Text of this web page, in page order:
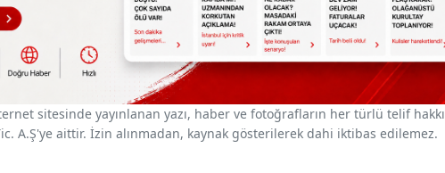
sitesinde yayınlanan yazı, haber ve fotoğrafların her türlü telif hakkı
A.Ş'ye aittir. İzin alınmadan, kaynak gösterilerek dahi iktibas edilemez.